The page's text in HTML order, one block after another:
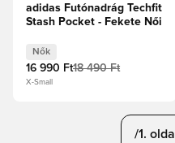
adidas Futónadrág Techfit
Stash Pocket - Fekete Női
Nők
16 990 Ft18 490 Ft
X-Small
/1. oldal